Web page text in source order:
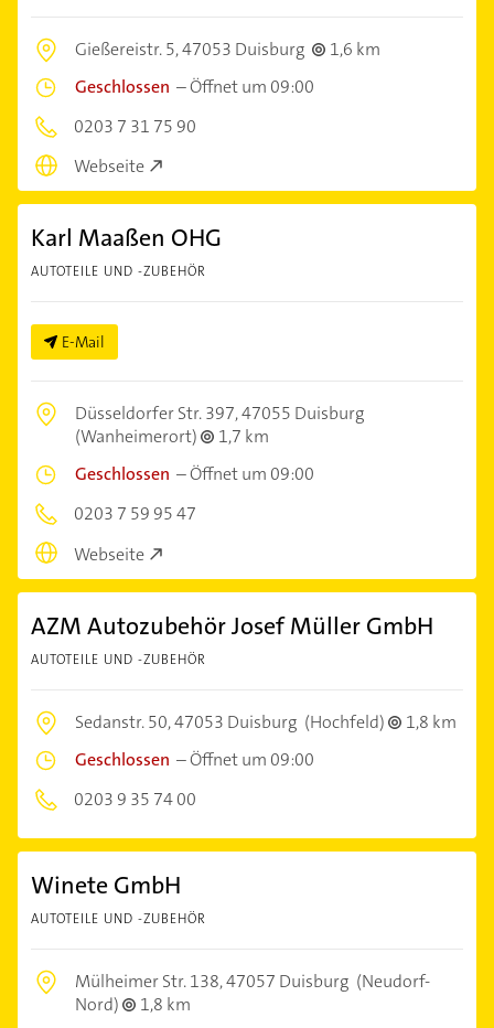
Gießereistr. 5,47053 Duisburg
1,6 km
Geschlossen –Öffnet um 09:00
0203 7 31 75 90
Webseite
Karl Maaßen OHG
AUTOTEILE UND -ZUBEHÖR
E-Mail
Düsseldorfer Str. 397,47055 Duisburg
(Wanheimerort)
1,7 km
Geschlossen –Öffnet um 09:00
0203 7 59 95 47
Webseite
AZM Autozubehör Josef Müller GmbH
AUTOTEILE UND -ZUBEHÖR
Sedanstr. 50,47053 Duisburg (Hochfeld)
1,8 km
Geschlossen –Öffnet um 09:00
0203 9 35 74 00
Winete GmbH
AUTOTEILE UND -ZUBEHÖR
Mülheimer Str. 138,47057 Duisburg (Neudorf-
Nord)
1,8 km